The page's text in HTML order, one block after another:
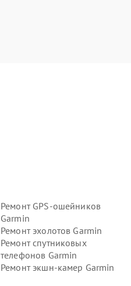
Ремонт GPS-ошейников
Garmin
Ремонт эхолотов Garmin
Ремонт спутниковых
телефонов Garmin
Ремонт экшн-камер Garmin